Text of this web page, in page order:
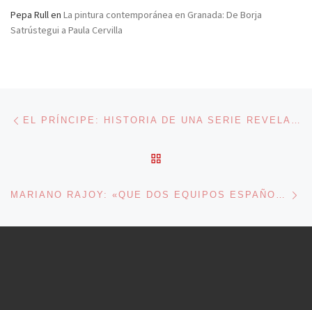
Pepa Rullen La pintura contemporánea en Granada: De Borja
Satrústegui a Paula Cervilla
Navegación de entradas EL PRÍNCIPE: HISTORIA DE UNA SERIE REVELACIÓN